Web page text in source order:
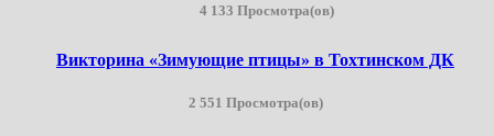
4 133 Просмотра(ов)
Викторина «Зимующие птицы» в Тохтинском ДК
2 551 Просмотра(ов)